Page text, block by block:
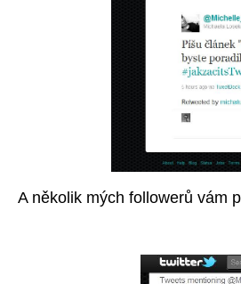
A několik mých followerů vám